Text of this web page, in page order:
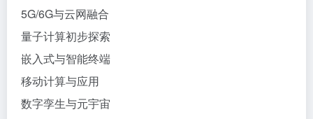
5G/6G与云网融合
量子计算初步探索
嵌入式与智能终端
移动计算与应用
数字孪生与元宇宙